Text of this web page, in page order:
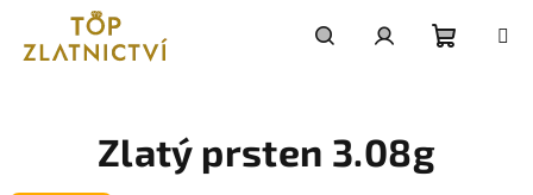
obsah
Zlatý prsten 3.08g